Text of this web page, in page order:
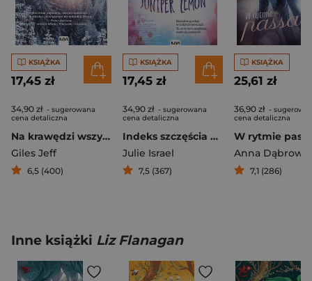
KSIĄŻKA
17,45 zł
34,90 zł - sugerowana
cena detaliczna
Na krawędzi wszystkiego
Giles Jeff
6,5 (400)
KSIĄŻKA
17,45 zł
34,90 zł - sugerowana
cena detaliczna
Indeks szczęścia Juniper Lemon
Julie Israel
7,5 (367)
KSIĄŻKA
25,61 zł
36,90 zł -
cena detaliczna
W rytmie
Anna
7,1 (286)
Inne książki Liz Flanagan